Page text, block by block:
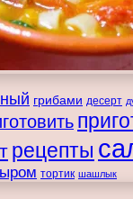
грибами десерт
рецепты
тортик шашлык